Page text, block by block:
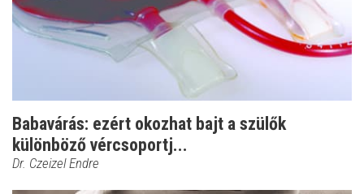
Babavárás: ezért okozhat bajt a szülők
különböző vércsoportj...
Dr. Czeizel Endre